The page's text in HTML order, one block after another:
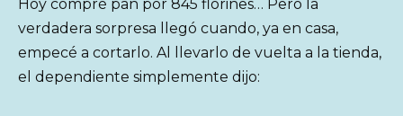
Hoy compré pan por 845 florines… Pero la
verdadera sorpresa llegó cuando, ya en casa,
empecé a cortarlo. Al llevarlo de vuelta a la tienda,
el dependiente simplemente dijo: